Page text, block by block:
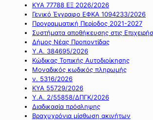
ΚΥΑ 77788 ΕΞ 2026/2026
Γενικό Έγγραφο ΕΦΚΑ 1094233/2026
Προγραμματική Περίοδος 2021-2027
Συστήματα αποθήκευσης στις
Δήμος Νέας Προποντίδας
Υ.Α. 384695/2026
Κώδικας Τοπικής Αυτοδιοίκησης
Μοναδικός κωδικός πληρωμής
ν. 5316/2026
ΚΥΑ 55729/2026
Υ.Α. 2/55858/ΔΠΓΚ/2026
Διαδικασία πρόσληψης
Βραχυχρόνια μίσθωση ακινήτων